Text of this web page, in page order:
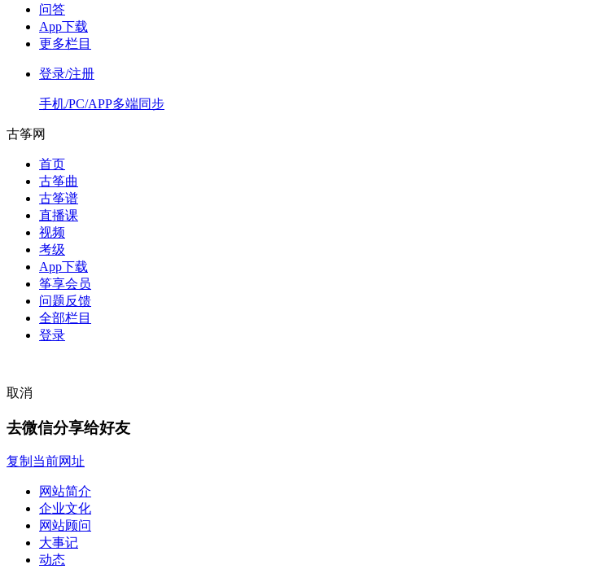
问答
App下载
更多栏目
登录/注册
手机/PC/APP多端同步
古筝网
首页
古筝曲
古筝谱
直播课
视频
考级
App下载
筝享会员
问题反馈
全部栏目
登录
取消
去微信分享给好友
复制当前网址
网站简介
企业文化
网站顾问
大事记
动态